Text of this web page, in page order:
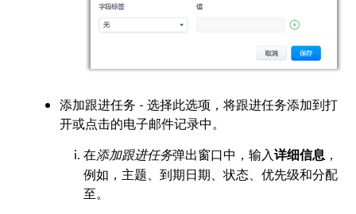
添加跟进任务 - 选择此选项，将跟进任务添加到打
开或点击的电子邮件记录中。
在添加跟进任务弹出窗口中，输入详细信息 ，
例如，主题、到期日期、状态、优先级和分配
至。